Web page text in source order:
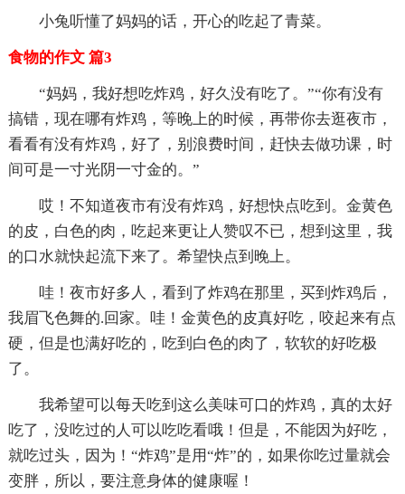
小兔听懂了妈妈的话，开心的吃起了青菜。
食物的作文 篇3
“妈妈，我好想吃炸鸡，好久没有吃了。”“你有没有
搞错，现在哪有炸鸡，等晚上的时候，再带你去逛夜市，
看看有没有炸鸡，好了，别浪费时间，赶快去做功课，时
间可是一寸光阴一寸金的。”
哎！不知道夜市有没有炸鸡，好想快点吃到。金黄色
的皮，白色的肉，吃起来更让人赞叹不已，想到这里，我
的口水就快起流下来了。希望快点到晚上。
哇！夜市好多人，看到了炸鸡在那里，买到炸鸡后，
我眉飞色舞的.回家。哇！金黄色的皮真好吃，咬起来有点
硬，但是也满好吃的，吃到白色的肉了，软软的好吃极
了。
我希望可以每天吃到这么美味可口的炸鸡，真的太好
吃了，没吃过的人可以吃吃看哦！但是，不能因为好吃，
就吃过头，因为！“炸鸡”是用“炸”的，如果你吃过量就会
变胖，所以，要注意身体的健康喔！